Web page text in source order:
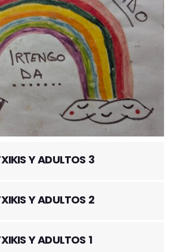
Y ADULTOS 1
Y ADULTOS 2
Y ADULTOS 3